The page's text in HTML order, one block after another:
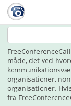
Her til jul,
måde, det ved
organisationer,
organisationer.
fra